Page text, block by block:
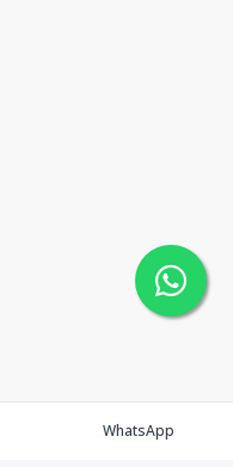
WhatsApp